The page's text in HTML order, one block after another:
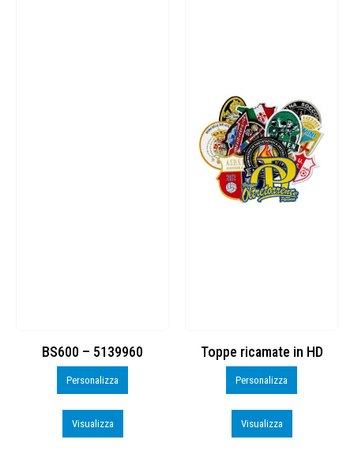
BS600 – 5139960
Personalizza
Visualizza
Toppe ricamate in HD
Personalizza
Visualizza